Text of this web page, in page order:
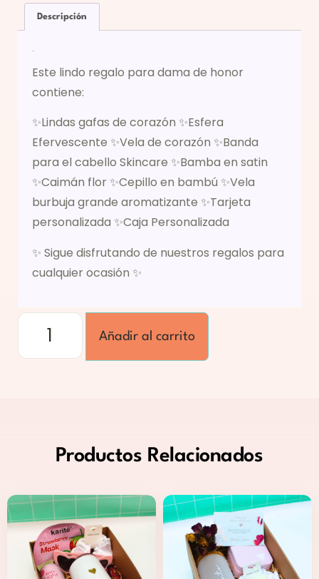
Descripción
Este lindo regalo para dama de honor
contiene:
✨Lindas gafas de corazón ✨Esfera
Efervescente ✨Vela de corazón ✨Banda
para el cabello Skincare ✨Bamba en satin
✨Caimán flor ✨Cepillo en bambú ✨Vela
burbuja grande aromatizante ✨Tarjeta
personalizada ✨Caja Personalizada
✨ Sigue disfrutando de nuestros regalos para
cualquier ocasión ✨
Añadir al carrito
Productos Relacionados